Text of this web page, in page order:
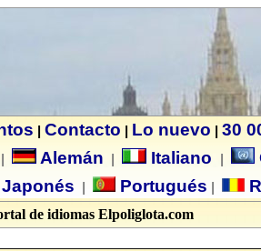
Contacto Lo nuevo 30
Alemán Italiano
Portugués
de idiomas Elpoliglota.com